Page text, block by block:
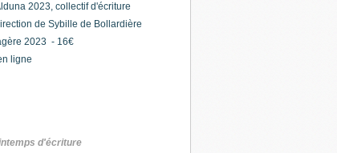
2023, collectif d'écriture
de Sybille de Bollardière
2023 - 16€
ligne
d'écriture